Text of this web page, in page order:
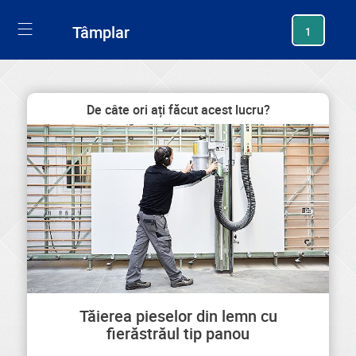
Tâmplar 1
De câte ori ați făcut acest lucru?
Tăierea pieselor din lemn cu
fierăstrăul tip panou